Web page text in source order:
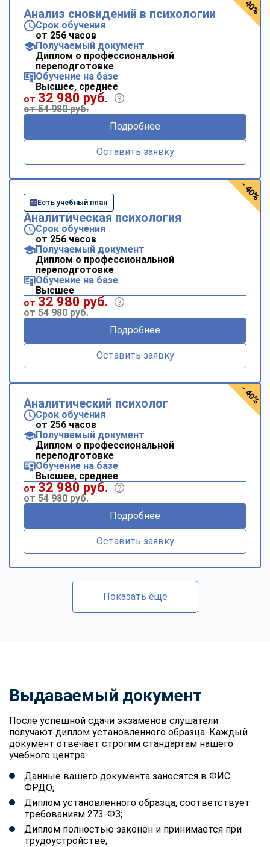
Анализ сновидений в психологии
Срок обучения
от 256 часов
Получаемый документ
Диплом о профессиональной
переподготовке
Обучение на базе
Высшее, среднее
от 32 980 руб.
от 54 980 руб.
Подробнее
Оставить заявку
- 40%
Есть учебный план
Аналитическая психология
Срок обучения
от 256 часов
Получаемый документ
Диплом о профессиональной
переподготовке
Обучение на базе
Высшее
от 32 980 руб.
от 54 980 руб.
Подробнее
Оставить заявку
- 40%
Аналитический психолог
Срок обучения
от 256 часов
Получаемый документ
Диплом о профессиональной
переподготовке
Обучение на базе
Высшее, среднее
от 32 980 руб.
от 54 980 руб.
Подробнее
Оставить заявку
- 40%
Показать еще
Выдаваемый документ
После успешной сдачи экзаменов слушатели
получают диплом установленного образца. Каждый
документ отвечает строгим стандартам нашего
учебного центра:
Данные вашего документа заносятся в ФИС
ФРДО;
Диплом установленного образца, соответствует
требованиям 273-ФЗ;
Диплом полностью законен и принимается при
трудоустройстве;